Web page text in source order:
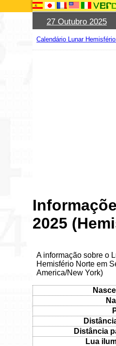
27 Outubro 2025
Calendário Lunar
2025
A informação sobre o
Hemisfério Norte em
America/New York)
Distância
Lua